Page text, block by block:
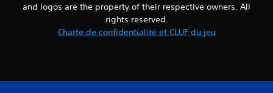
and logos are the property of their respective owners. All
rights reserved.
Charte de confidentialité et CLUF du jeu